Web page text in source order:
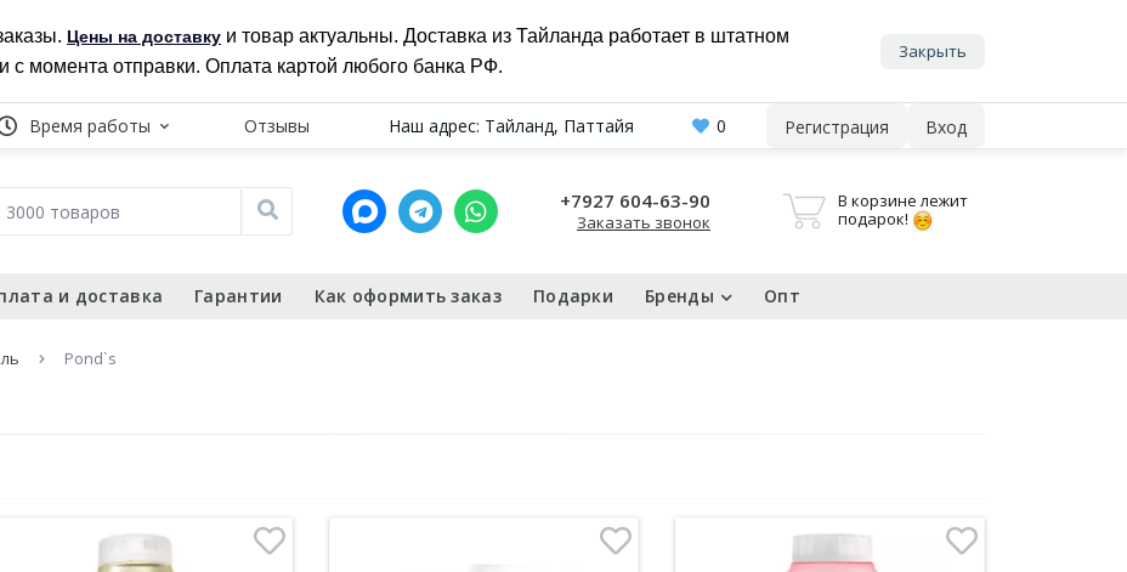
Цены на доставку и товар актуальны. Доставка из Тайланда работает в штатном
момента отправки. Оплата картой любого банка РФ.
Закрыть
Время работы Отзывы Наш адрес: Тайланд, Паттайя 0 Регистрация Вход
+7927 604-63-90
Заказать звонок
В корзине лежит
подарок!
и доставка Гарантии Как оформить заказ Подарки Бренды Опт
Pond`s